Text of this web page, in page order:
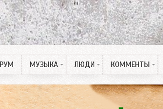
МУЗЫКА
Рингтон на Телефон
ЛЮДИ ПДД тесты
КОММЕНТЫ